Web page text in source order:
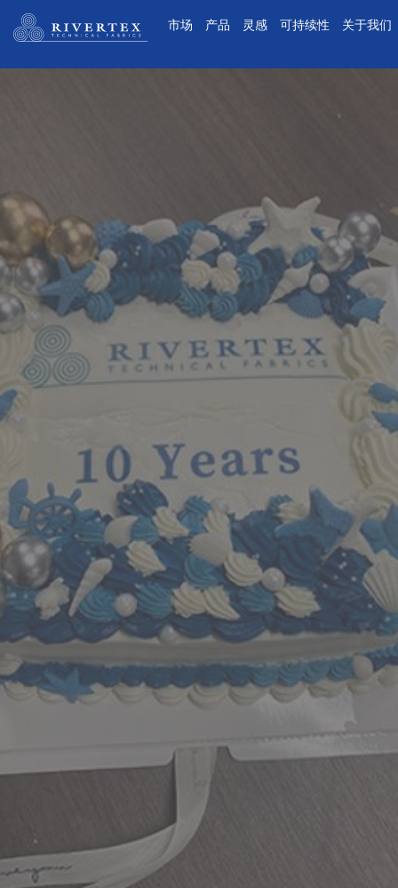
Rivertex技术面料集团 市场 产品 灵感 可持续性 关于我们